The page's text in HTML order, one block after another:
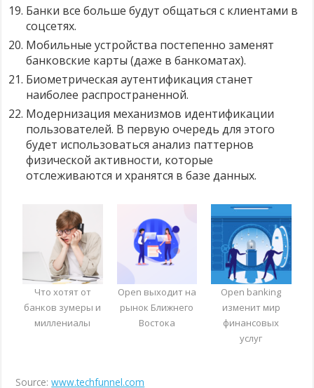
Банки все больше будут общаться с клиентами в
соцсетях.
Мобильные устройства постепенно заменят
банковские карты (даже в банкоматах).
Биометрическая аутентификация станет
наиболее распространенной.
Модернизация механизмов идентификации
пользователей. В первую очередь для этого
будет использоваться анализ паттернов
физической активности, которые
отслеживаются и хранятся в базе данных.
Что хотят от
банков зумеры и
миллениалы
Open выходит на
рынок Ближнего
Востока
Open banking
изменит мир
финансовых
услуг
Source:www.techfunnel.com